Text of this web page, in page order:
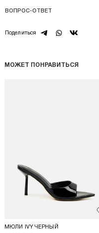
ВОПРОС-ОТВЕТ
Поделиться telegramwhatsapp
vk
МОЖЕТ ПОНРАВИТЬСЯ
МЮЛИ IVY ЧЕРНЫЙ